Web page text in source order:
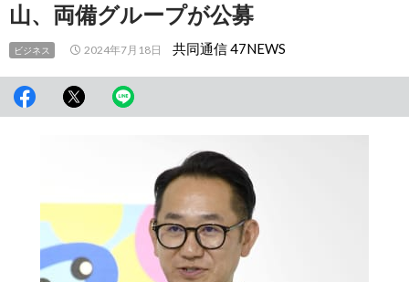
山、両備グループが公募
ビジネス 2024年7月18日 共同通信 47NEWS